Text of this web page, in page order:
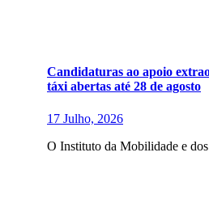
Candidaturas ao apoio
táxi abertas até 28 de agosto
17 Julho, 2026
O Instituto da Mobilidade e